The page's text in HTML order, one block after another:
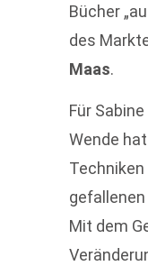
Bücher
des
Maas.
Für
Wende
Mit dem